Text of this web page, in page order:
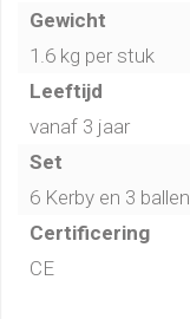
Gewicht
1.6 kg per stuk
Leeftijd
vanaf 3 jaar
Set
6 Kerby en 3 ballen
Certificering
CE